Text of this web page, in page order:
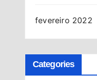
fevereiro 2022
Categories